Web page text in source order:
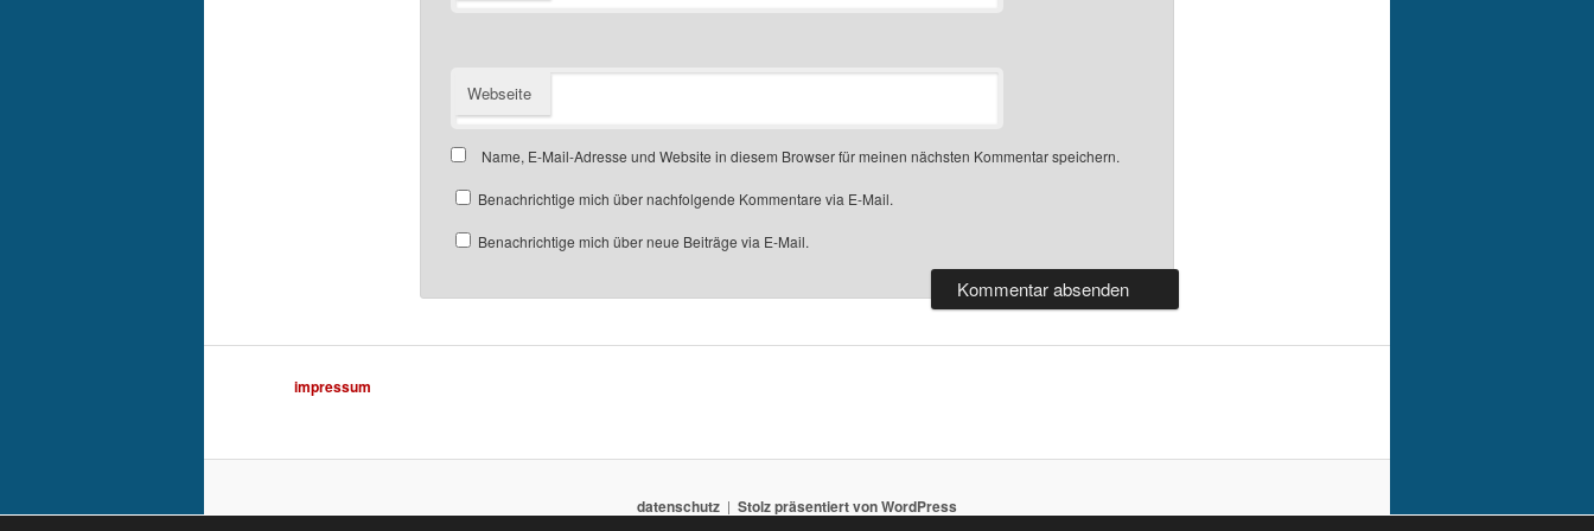
Webseite
Name, E-Mail-Adresse und Website in diesem Browser für meinen nächsten Kommentar speichern.
Benachrichtige mich über nachfolgende Kommentare via E-Mail.
Benachrichtige mich über neue Beiträge via E-Mail.
impressum
datenschutz Stolz präsentiert von WordPress